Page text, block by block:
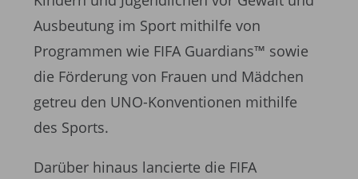
Ausbeutung im Sport mithilfe von
Programmen wie FIFA Guardians™ sowie
die Förderung von Frauen und Mädchen
getreu den UNO-Konventionen mithilfe
des Sports.
Darüber hinaus lancierte die FIFA